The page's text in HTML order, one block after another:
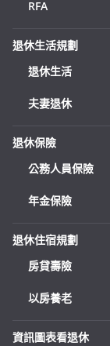
RFA
退休生活規劃
退休生活
夫妻退休
退休保險
公務人員保險
年金保險
退休住宿規劃
房貸壽險
以房養老
資訊圖表看退休